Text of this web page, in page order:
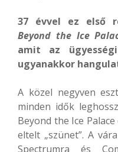
37 évvel ez első
Beyond the Ice
amit az
ugyanakkor
A közel negyven
minden idők
Beyond the Ice
eltelt „szünet”. A
Spectrumra és